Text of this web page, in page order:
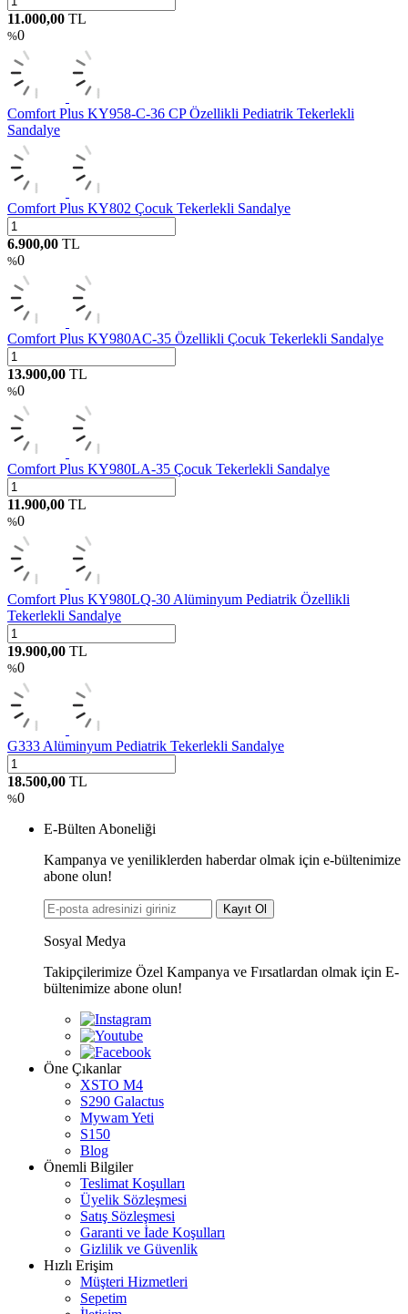
11.000,00 TL
%0
Comfort Plus KY958-C-36 CP Özellikli Pediatrik Tekerlekli
Sandalye
Comfort Plus KY802 Çocuk Tekerlekli Sandalye
6.900,00 TL
%0
Comfort Plus KY980AC-35 Özellikli Çocuk Tekerlekli Sandalye
13.900,00 TL
%0
Comfort Plus KY980LA-35 Çocuk Tekerlekli Sandalye
11.900,00 TL
%0
Comfort Plus KY980LQ-30 Alüminyum Pediatrik Özellikli
Tekerlekli Sandalye
19.900,00 TL
%0
G333 Alüminyum Pediatrik Tekerlekli Sandalye
18.500,00 TL
%0
E-Bülten Aboneliği
Kampanya ve yeniliklerden haberdar olmak için e-bültenimize
abone olun!
Kayıt Ol
Sosyal Medya
Takipçilerimize Özel Kampanya ve Fırsatlardan olmak için E-
bültenimize abone olun!
Öne Çıkanlar
XSTO M4
S290 Galactus
Mywam Yeti
S150
Blog
Önemli Bilgiler
Teslimat Koşulları
Üyelik Sözleşmesi
Satış Sözleşmesi
Garanti ve İade Koşulları
Gizlilik ve Güvenlik
Hızlı Erişim
Müşteri Hizmetleri
Sepetim